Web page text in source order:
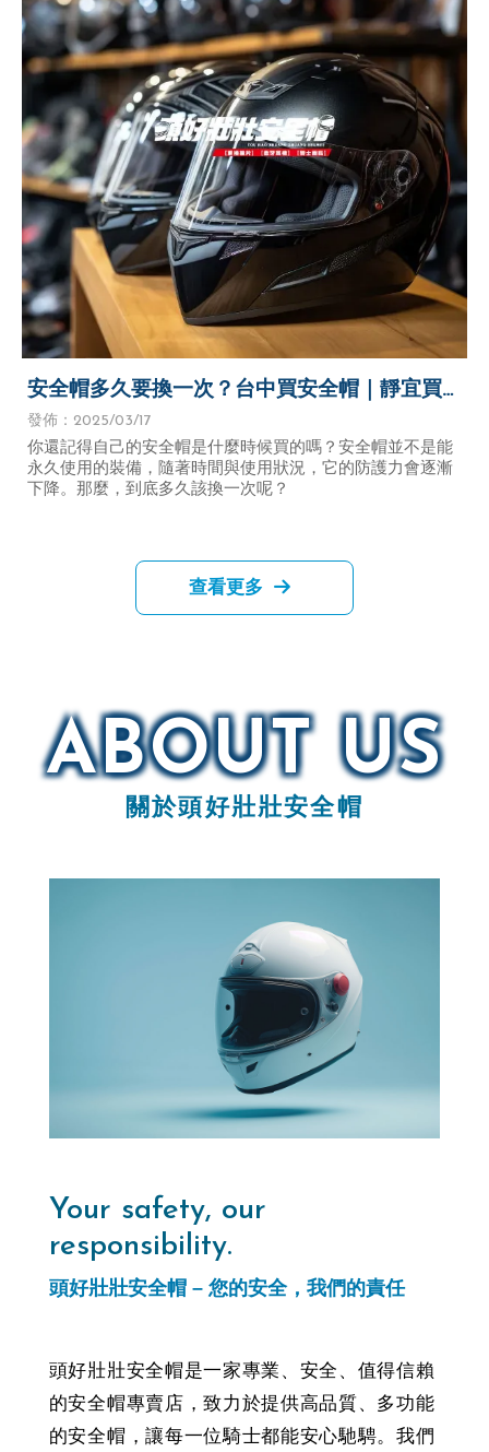
安全帽多久要換一次？台中買安全帽｜靜宜買
安全帽｜弘光買安全帽
發佈：2025/03/17
你還記得自己的安全帽是什麼時候買的嗎？安全帽並不是能
永久使用的裝備，隨著時間與使用狀況，它的防護力會逐漸
下降。那麼，到底多久該換一次呢？
查看更多
安全帽店
台中安全帽
台中安全帽店
沙鹿安全帽ABOUT US
關於頭好壯壯安全帽
Your safety, our
responsibility.
頭好壯壯安全帽 – 您的安全，我們的責任
頭好壯壯安全帽是一家專業、安全、值得信賴
的安全帽專賣店，致力於提供高品質、多功能
的安全帽，讓每一位騎士都能安心馳騁。我們